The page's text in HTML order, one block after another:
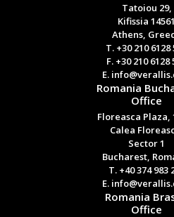
Tatoiou 29,
Kifissia 14561
Athens,
T. +30 210 6128
F. +30 210 6128
E.
Romania
Office
Floreasca Plaza,
Calea
Sector 1
Bucharest,
T. +40 374 983
E.
Romania
Office